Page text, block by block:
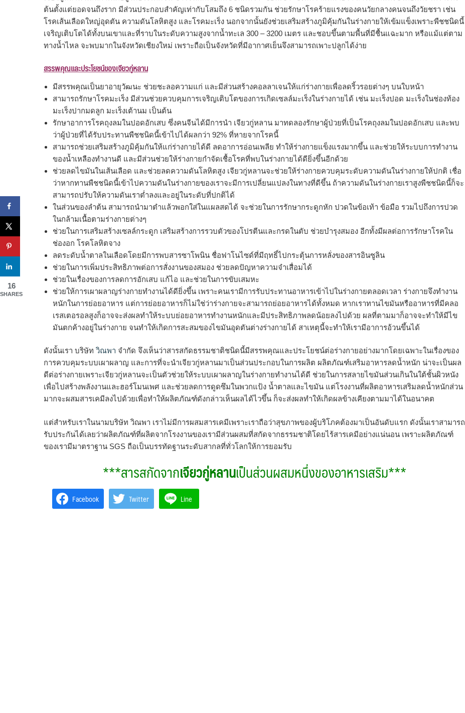
ต้นตั้งแต่ยอดจนถึงราก มีส่วนประกอบสำคัญเท่ากับโสมถึง 6 ชนิดรวมกัน ช่วยรักษาโรคร้ายแรงของคนวัยกลางคนจนถึงวัยชรา เช่น
โรคเส้นเลือดใหญ่อุดตัน ความดันโลหิตสูง และโรคมะเร็ง นอกจากนั้นยังช่วยเสริมสร้างภูมิคุ้มกันในร่างกายให้เข้มแข็งเพราะพืชชนิดนี้
เจริญเติบโตได้ทั้งบนเขาและที่ราบในระดับความสูงจากน้ำทะเล 300 – 3200 เมตร และชอบขึ้นตามพื้นที่มีชื้นแฉะมาก หรือแม้แต่ตาม
ทางน้ำไหล จะพบมากในจังหวัดเชียงใหม่ เพราะถือเป็นจังหวัดที่มีอากาศเย็นจึงสามารถเพาะปลูกได้ง่าย
สรรพคุณและประโยชน์ของเจียวกู่หลาน
มีสรรพคุณเป็นยาอายุวัฒนะ ช่วยชะลอความแก่ และมีส่วนสร้างคอลลาเจนให้แก่ร่างกายเพื่อลดริ้วรอยต่างๆ บนใบหน้า
สามารถรักษาโรคมะเร็ง มีส่วนช่วยควบคุมการเจริญเติบโตของการเกิดเซลล์มะเร็งในร่างกายได้ เช่น มะเร็งปอด มะเร็งในช่องท้อง
มะเร็งปากมดลูก มะเร็งเต้านม เป็นต้น
รักษาอาการโรคถุงลมในปอดอักเสบ ซึ่งคนจีนได้มีการนำ เจียวกู่หลาน มาทดลองรักษาผู้ป่วยที่เป็นโรคถุงลมในปอดอักเสบ และพบ
ว่าผู้ป่วยที่ได้รับประทานพืชชนิดนี้เข้าไปได้ผลกว่า 92% ที่หายจากโรคนี้
สามารถช่วยเสริมสร้างภูมิคุ้มกันให้แก่ร่างกายได้ดี ลดอาการอ่อนเพลีย ทำให้ร่างกายแข็งแรงมากขึ้น และช่วยให้ระบบการทำงาน
ของน้ำเหลืองทำงานดี และมีส่วนช่วยให้ร่างกายกำจัดเชื้อโรคที่พบในร่างกายได้ดียิ่งขึ้นอีกด้วย
ช่วยลดไขมันในเส้นเลือด และช่วยลดความดันโลหิตสูง เจียวกู่หลานจะช่วยให้ร่างกายควบคุมระดับความดันในร่างกายให้ปกติ เชื่อ
ว่าหากทานพืชชนิดนี้เข้าไปความดันในร่างกายของเราจะมีการเปลี่ยนแปลงในทางที่ดีขึ้น ถ้าความดันในร่างกายเราสูงพืชชนิดนี้ก็จะ
สามารถปรับให้ความดันเราต่ำลงและอยู่ในระดับที่ปกติได้
ในส่วนของลำต้น สามารถนำมาตำแล้วพอกใส่ในแผลสดได้ จะช่วยในการรักษากระดูกหัก ปวดในข้อเท้า ข้อมือ รวมไปถึงการปวด
ในกล้ามเนื้อตามร่างกายต่างๆ
ช่วยในการเสริมสร้างเซลล์กระดูก เสริมสร้างการรวบตัวของโปรตีนและกรดในตับ ช่วยบำรุงสมอง อีกทั้งมีผลต่อการรักษาโรคใน
ช่องอก โรคโลหิตจาง
ลดระดับน้ำตาลในเลือดโดยมีการพบสารซาโพนิน ชื่อฟาโนไซด์ที่มีฤทธิ์ไปกระตุ้นการหลั่งของสารอินซูลิน
ช่วยในการเพิ่มประสิทธิภาพต่อการสั่งงานของสมอง ช่วยลดปัญหาความจำเสื่อมได้
ช่วยในเรื่องของการลดการอักเสบ แก้ไอ และช่วยในการขับเสมหะ
ช่วยให้การเผาผลาญร่างกายทำงานได้ดียิ่งขึ้น เพราะคนเรามีการรับประทานอาหารเข้าไปในร่างกายตลอดเวลา ร่างกายจึงทำงาน
หนักในการย่อยอาหาร แต่การย่อยอาหารก็ไม่ใช่ว่าร่างกายจะสามารถย่อยอาหารได้ทั้งหมด หากเราทานไขมันหรืออาหารที่มีคลอ
เรสเตอรอลสูงก็อาจจะส่งผลทำให้ระบบย่อยอาหารทำงานหนักและมีประสิทธิภาพลดน้อยลงไปด้วย ผลที่ตามมาก็อาจจะทำให้มีไข
มันตกค้างอยู่ในร่างกาย จนทำให้เกิดการสะสมของไขมันอุดตันต่างร่างกายได้ สาเหตุนี้จะทำให้เรามีอาการอ้วนขึ้นได้
ดังนั้นเรา บริษัท วิณพา จำกัด จึงเห็นว่าสารสกัดธรรมชาติชนิดนี้มีสรรพคุณและประโยชน์ต่อร่างกายอย่างมากโดยเฉพาะในเรื่องของ
การควบคุมระบบเผาผลาญ และการที่จะนำเจียวกู่หลานมาเป็นส่วนประกอบในการผลิต ผลิตภัณฑ์เสริมอาหารลดน้ำหนัก น่าจะเป็นผล
ดีต่อร่างกายเพราะเจียวกู่หลานจะเป็นตัวช่วยให้ระบบเผาผลาญในร่างกายทำงานได้ดี ช่วยในการสลายไขมันส่วนเกินในใต้ชั้นผิวหนัง
เพื่อไปสร้างพลังงานและฮอร์โมนเพศ และช่วยลดการดูดซึมในพวกแป้ง นํ้าตาลและไขมัน แต่โรงงานที่ผลิตอาหารเสริมลดน้ำหนักส่วน
มากจะผสมสารเคมีลงไปด้วยเพื่อทำให้ผลิตภัณฑ์ดังกล่าวเห็นผลได้ไวขึ้น ก็จะส่งผลทำให้เกิดผลข้างเคียงตามมาได้ในอนาคต
แต่สำหรับเราในนามบริษัท วิณพา เราไม่มีการผสมสารเคมีเพราะเราถือว่าสุขภาพของผู้บริโภคต้องมาเป็นอันดับแรก ดังนั้นเราสามารถ
รับประกันได้เลยว่าผลิตภัณฑ์ที่ผลิตจากโรงงานของเรามีส่วนผสมที่สกัดจากธรรมชาติโดยไร้สารเคมีอย่างแน่นอน เพราะผลิตภัณฑ์
ของเรามีมาตราฐาน SGS ถือเป็นบรรทัดฐานระดับสากลที่ทั่วโลกให้การยอมรับ
***สารสกัดจากเจียวกู่หลานเป็นส่วนผสมหนึ่งของอาหารเสริม***
Facebook Twitter Line
16
SHARES